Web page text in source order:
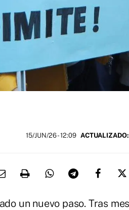
15/JUN/26- 12:09 ACTUALIZADO:
un nuevo paso. Tras